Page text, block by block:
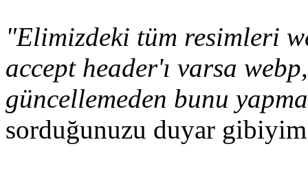
"Elimizdeki tüm resimleri
accept header'ı varsa
güncellemeden bunu
sorduğunuzu duyar